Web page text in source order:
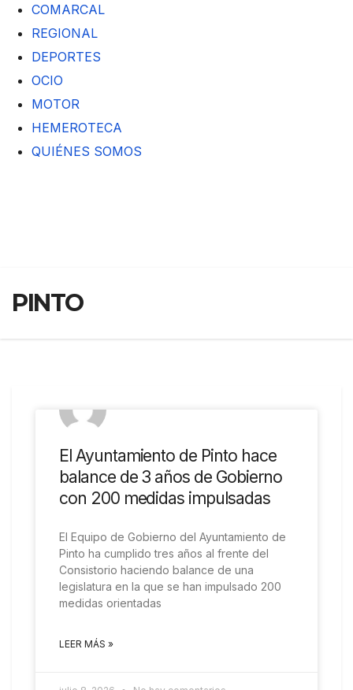
COMARCAL
REGIONAL
DEPORTES
OCIO
MOTOR
HEMEROTECA
QUIÉNES SOMOS
PINTO
El Ayuntamiento de Pinto hace
balance de 3 años de Gobierno
con 200 medidas impulsadas
El Equipo de Gobierno del Ayuntamiento de
Pinto ha cumplido tres años al frente del
Consistorio haciendo balance de una
legislatura en la que se han impulsado 200
medidas orientadas
LEER MÁS »